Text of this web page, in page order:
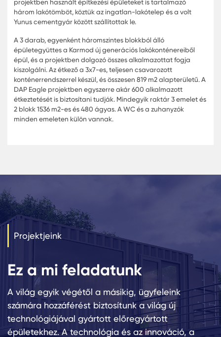
A DAP Construction cég által megvalósított Isztambul
projektben használt építkezési épületeket is tartalmazó
három lakótömböt, köztük az ingatlan-lakótelep és a
Yunus cementgyár között szállítottak le.
DAP Eagle projektben egyszerre akár 600 alkalmazott
étkeztetését is biztosítani tudják. Mindegyik raktár 3
2 blokk 1536 m2-es és 480 ágyas. A WC és a zuhanyzók
minden emeleten külön vannak.
Projektjeink
Ez a mi feladatunk
A világ egyik végétől a másikig, ügyfeleink
számára hozzáférést biztosítunk a világ új
technológiájával gyártott előregyártott
épületekhez. A technológia és az innováció, a